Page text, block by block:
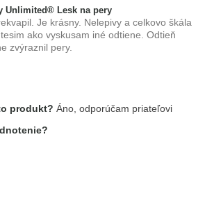
Unlimited® Lesk na pery
Je krásny. Nelepivy a celkovo škála
ako vyskusam iné odtiene. Odtieň
zvýraznil pery.
ktoré ste
produkt? Áno, odporúčam priateľovi